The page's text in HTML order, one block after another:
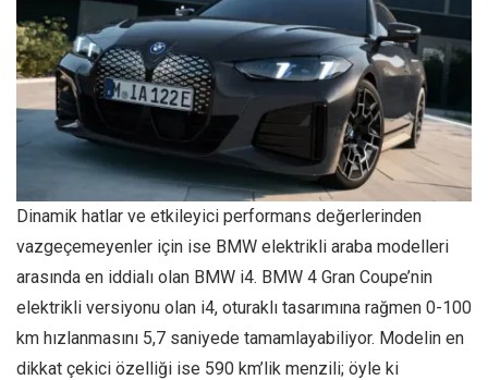
Dinamik hatlar ve etkileyici performans değerlerinden
vazgeçemeyenler için ise BMW elektrikli araba modelleri
arasında en iddialı olan BMW i4. BMW 4 Gran Coupe’nin
elektrikli versiyonu olan i4, oturaklı tasarımına rağmen 0-100
km hızlanmasını 5,7 saniyede tamamlayabiliyor. Modelin en
dikkat çekici özelliği ise 590 km’lik menzili; öyle ki